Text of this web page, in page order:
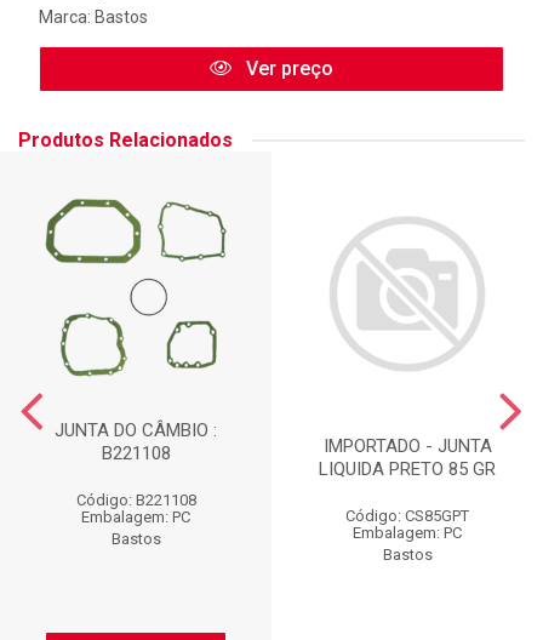
Marca: Bastos
Ver preço
Produtos Relacionados
JUNTA DO CÂMBIO :
B221108
Código: B221108
Embalagem: PC
Bastos
IMPORTADO - JUNTA
LIQUIDA PRETO 85 GR
Código: CS85GPT
Embalagem: PC
Bastos